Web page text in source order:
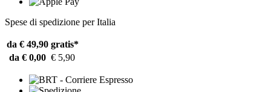
Spese di spedizione per Italia
da € 49,90 gratis*
da € 0,00 € 5,90